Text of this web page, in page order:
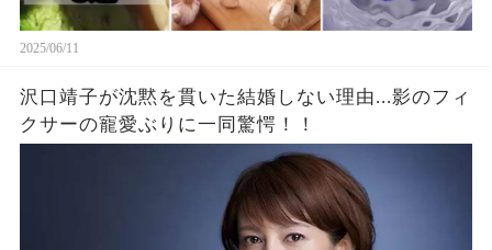
2025/06/11
沢口靖子が沈黙を貫いた結婚しない理由...影のフィ
クサーの寵愛ぶりに一同驚愕！！